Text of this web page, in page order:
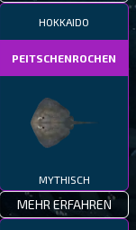
HOKKAIDO
PEITSCHENROCHEN
MYTHISCH
MEHR ERFAHREN